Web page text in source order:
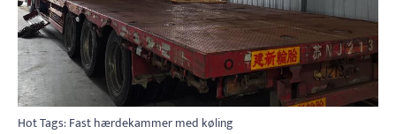
Hot Tags: Fast hærdekammer med køling